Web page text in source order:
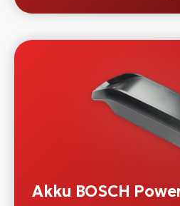
Akku BOSCH